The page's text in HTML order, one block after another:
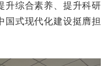
升综合素养、提升科研
国式现代化建设挺膺担